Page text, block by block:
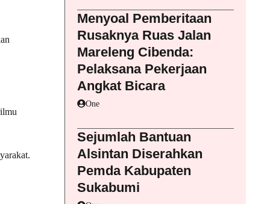
Menyoal Pemberitaan
Rusaknya Ruas Jalan
Mareleng Cibenda:
Pelaksana Pekerjaan
Angkat Bicara
One
Sejumlah Bantuan
Alsintan Diserahkan
Pemda Kabupaten
Sukabumi